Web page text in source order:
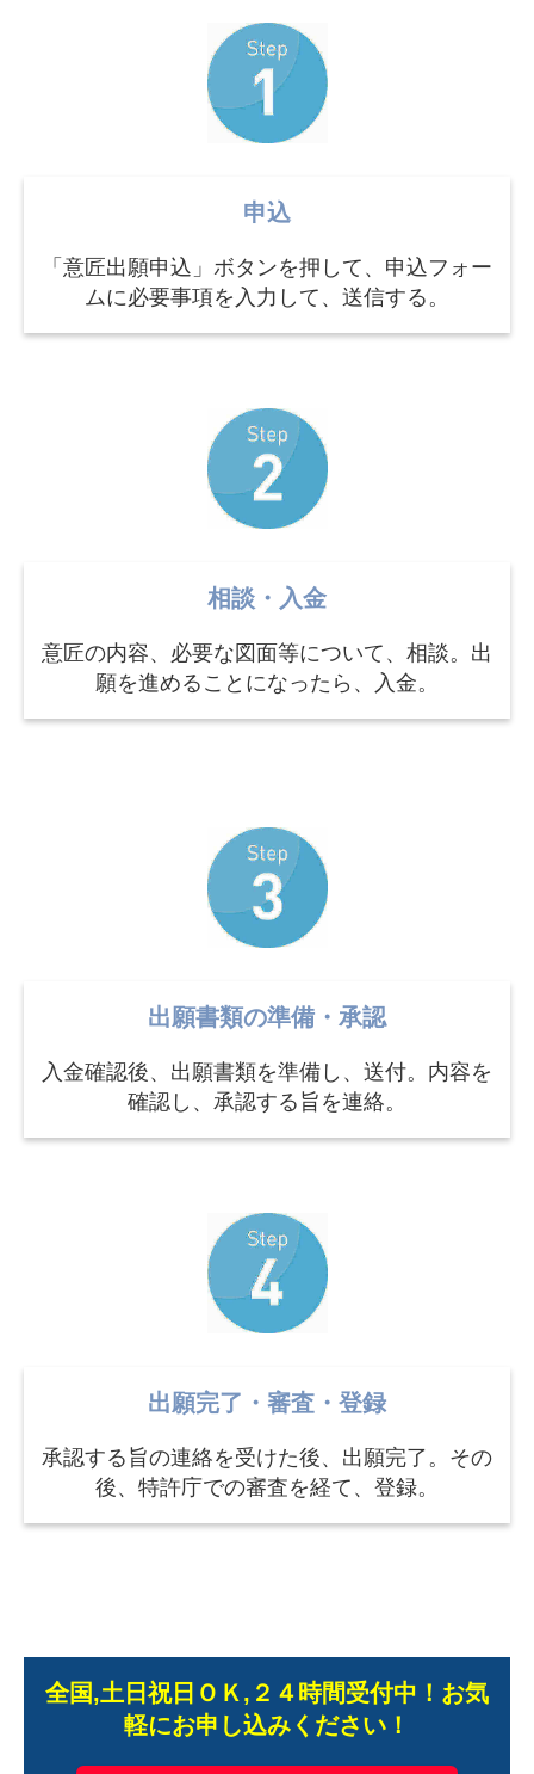
申込
「意匠出願申込」ボタンを押して、申込フォー
ムに必要事項を入力して、送信する。
相談・入金
意匠の内容、必要な図面等について、相談。出
願を進めることになったら、入金。
出願書類の準備・承認
入金確認後、出願書類を準備し、送付。内容を
確認し、承認する旨を連絡。
出願完了・審査・登録
承認する旨の連絡を受けた後、出願完了。その
後、特許庁での審査を経て、登録。
全国,土日祝日ＯＫ,２４時間受付中！お気
軽にお申し込みください！